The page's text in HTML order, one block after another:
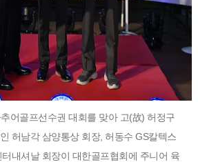
어골프선수권 대회를 맞아 고(故) 허정구
허남각 삼양통상 회장, 허동수 GS칼텍스
내셔날 회장이 대한골프협회에 주니어 육